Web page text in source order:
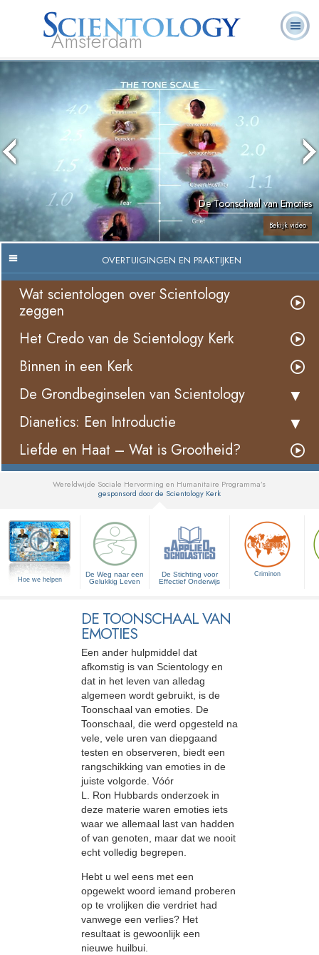
Amsterdam
Wat is
Werkers
Veelgestelde
vragen
Boeken
De Toonschaal van Emoties
Bekijk video
OVERTUIGINGEN EN PRAKTIJKEN
Wat scientologen over Scientology
zeggen
Het Credo van de Scientology Kerk
Binnen in een Kerk
De Grondbeginselen van Scientology
Dianetics: Een Introductie
Liefde en Haat – Wat is Grootheid?
Wereldwijde Sociale Hervorming en Humanitaire Programma’s
gesponsord door de Scientology Kerk
Hoe we helpen
De Weg naar een
Gelukkig Leven
De Stichting voor
Effectief Onderwijs
Criminon
DE TOONSCHAAL VAN
EMOTIES
Een ander hulpmiddel dat
afkomstig is van Scientology en
dat in het leven van alledag
algemeen wordt gebruikt, is de
Toonschaal van emoties. De
Toonschaal, die werd opgesteld na
vele, vele uren van diepgaand
testen en observeren, biedt een
rangschikking van emoties in de
juiste volgorde. Vóór
L. Ron Hubbards onderzoek in
deze materie waren emoties iets
waar we allemaal last van hadden
of van genoten, maar dat we nooit
echt volledig begrepen.
Hebt u wel eens met een
opgewekt woord iemand proberen
op te vrolijken die verdriet had
vanwege een verlies? Het
resultaat is gewoonlijk een
nieuwe huilbui.